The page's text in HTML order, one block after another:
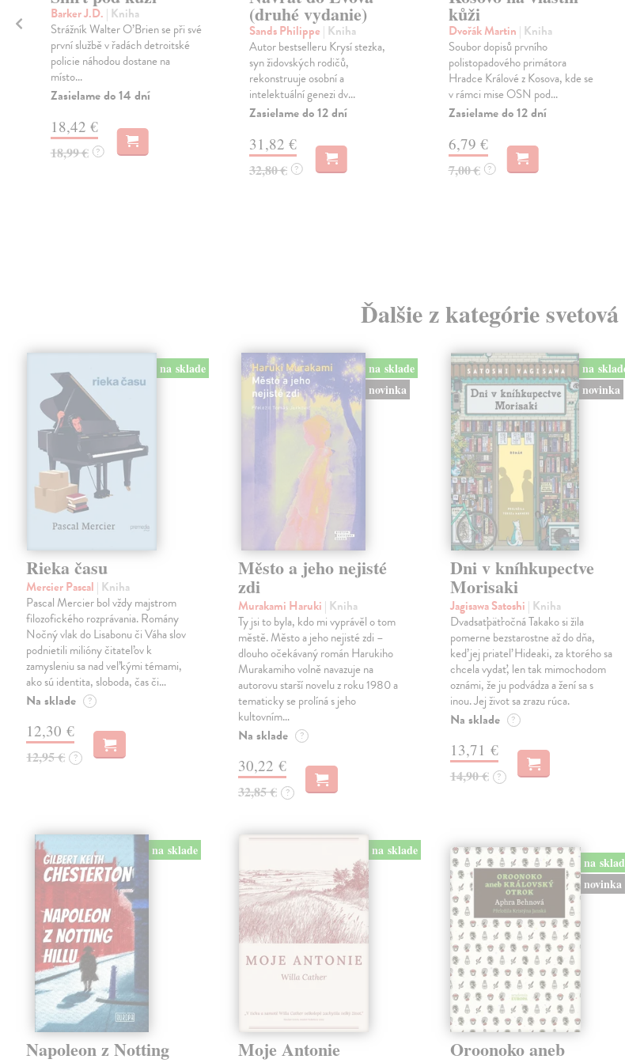
Barker J.D. | Kniha
Strážník Walter O’Brien se při své
první službě v řadách detroitské
policie náhodou dostane na
místo...
Zasielame do 14 dní
18,42 €
18,99 € ?
(druhé vydanie)
Sands Philippe | Kniha
Autor bestselleru Krysí stezka,
syn židovských rodičů,
rekonstruuje osobní a
intelektuální genezi dv...
Zasielame do 12 dní
31,82 €
32,80 € ?
kůži
Dvořák Martin | Kniha
Soubor dopisů prvního
polistopadového primátora
Hradce Králové z Kosova, kde se
v rámci mise OSN pod...
Zasielame do 12 dní
6,79 €
7,00 € ?
Ďalšie z kategórie
na sklade
Rieka času
Mercier Pascal | Kniha
Pascal Mercier bol vždy majstrom
filozofického rozprávania. Romány
Nočný vlak do Lisabonu či Váha slov
podnietili milióny čitateľov k
zamysleniu sa nad veľkými témami,
ako sú identita, sloboda, čas či…
Na sklade ?
12,30 €
12,95 € ?
na sklade
novinka
Město a jeho nejisté
zdi
Murakami Haruki | Kniha
Ty jsi to byla, kdo mi vyprávěl o tom
městě. Město a jeho nejisté zdi –
dlouho očekávaný román Harukiho
Murakamiho volně navazuje na
autorovu starší novelu z roku 1980 a
tematicky se prolíná s jeho
kultovním…
Na sklade ?
30,22 €
32,85 € ?
na
novinka
Dni v kníhkupectve
Morisaki
Jagisawa Satoshi | Kniha
Dvadsaťpäťročná Takako si žila
pomerne bezstarostne až do dňa,
keď jej priateľ Hideaki, za ktorého sa
chcela vydať, len tak mimochodom
oznámi, že ju podvádza a žení sa s
inou. Jej život sa zrazu rúca.
Na sklade ?
13,71 €
14,90 € ?
na sklade
Napoleon z Notting
na sklade
Moje Antonie
na
novinka
Oroonoko aneb